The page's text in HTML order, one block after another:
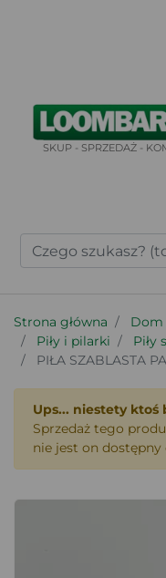
SKUP - SPRZEDAŻ -
Strona główna Dom
Piły i pilarki
Piły
PIŁA SZABLASTA
Ups... niestety ktoś
Sprzedaż tego
nie jest on dostępny